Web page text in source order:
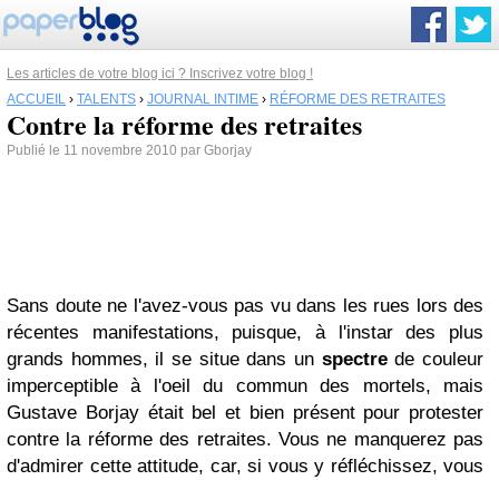
Les articles de votre blog ici ? Inscrivez votre blog !
ACCUEIL › TALENTS › JOURNAL INTIME › RÉFORME DES RETRAITES
Contre la réforme des retraites
Publié le 11 novembre 2010 par Gborjay
Sans doute ne l'avez-vous pas vu dans les rues lors des
récentes manifestations, puisque, à l'instar des plus
grands hommes, il se situe dans un spectrede couleur
imperceptible à l'oeil du commun des mortels, mais
Gustave Borjay était bel et bien présent pour protester
contre la réforme des retraites. Vous ne manquerez pas
d'admirer cette attitude, car, si vous y réfléchissez, vous